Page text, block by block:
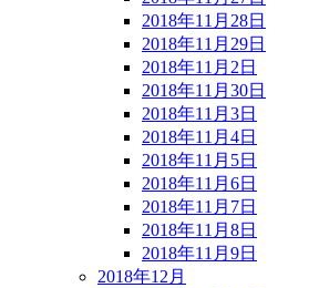
2018年11月28日
2018年11月29日
2018年11月2日
2018年11月30日
2018年11月3日
2018年11月4日
2018年11月5日
2018年11月6日
2018年11月7日
2018年11月8日
2018年11月9日
2018年12月